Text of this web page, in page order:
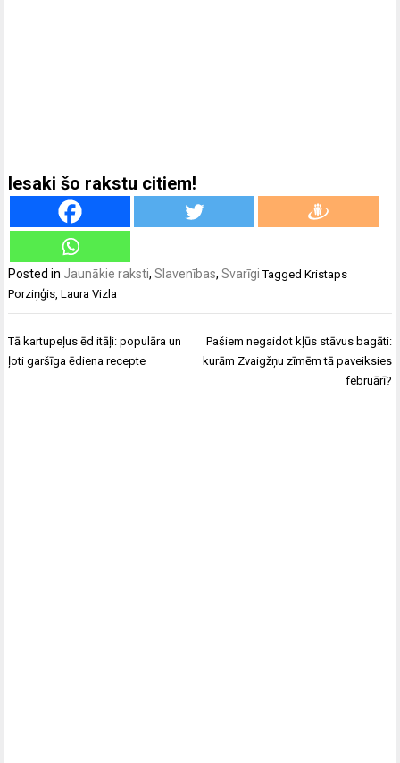
Iesaki šo rakstu citiem!
Posted in Jaunākie raksti,Slavenības,Svarīgi TaggedKristaps
Porziņģis,Laura Vizla
Ziņu
izvēlne
Tā kartupeļus ēd itāļi: populāra un
ļoti garšīga ēdiena recepte
Pašiem negaidot kļūs stāvus bagāti:
kurām Zvaigžņu zīmēm tā paveiksies
februārī?